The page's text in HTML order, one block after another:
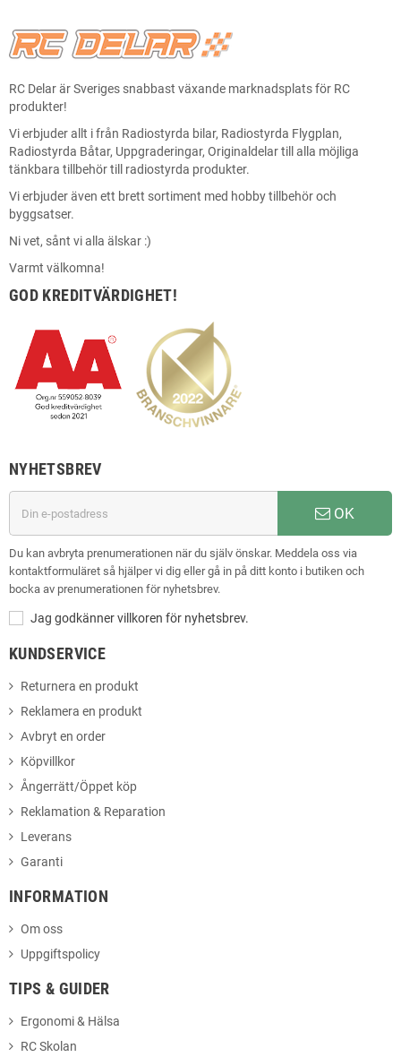
RC Delar är Sveriges snabbast växande marknadsplats för RC
produkter!
Vi erbjuder allt i från Radiostyrda bilar, Radiostyrda Flygplan,
Radiostyrda Båtar, Uppgraderingar, Originaldelar till alla möjliga
tänkbara tillbehör till radiostyrda produkter.
Vi erbjuder även ett brett sortiment med hobby tillbehör och
byggsatser.
Ni vet, sånt vi alla älskar :)
Varmt välkomna!
GOD KREDITVÄRDIGHET!
NYHETSBREV
OK
Du kan avbryta prenumerationen när du själv önskar. Meddela oss via
kontaktformuläret så hjälper vi dig eller gå in på ditt konto i butiken och
bocka av prenumerationen för nyhetsbrev.
Jag godkänner villkoren för nyhetsbrev.
KUNDSERVICE
Returnera en produkt
Reklamera en produkt
Avbryt en order
Köpvillkor
Ångerrätt/Öppet köp
Reklamation & Reparation
Leverans
Garanti
INFORMATION
Om oss
Uppgiftspolicy
TIPS & GUIDER
Ergonomi & Hälsa
RC Skolan